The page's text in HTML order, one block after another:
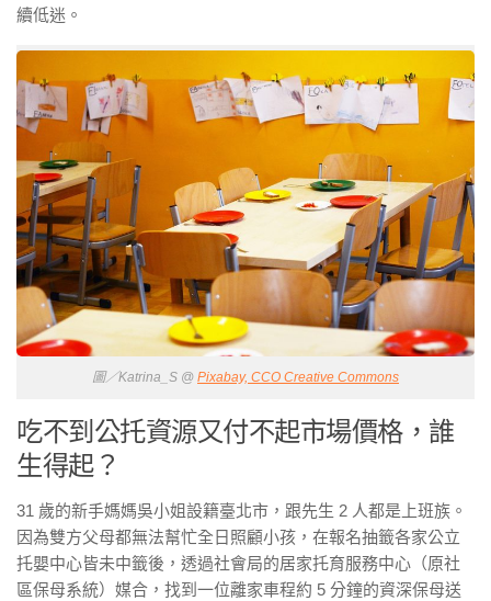
續低迷。
圖／Katrina_S @ Pixabay, CCO Creative Commons
吃不到公托資源又付不起市場價格，誰
生得起？
31 歲的新手媽媽吳小姐設籍臺北市，跟先生 2 人都是上班族。
因為雙方父母都無法幫忙全日照顧小孩，在報名抽籤各家公立
托嬰中心皆未中籤後，透過社會局的居家托育服務中心（原社
區保母系統）媒合，找到一位離家車程約 5 分鐘的資深保母送